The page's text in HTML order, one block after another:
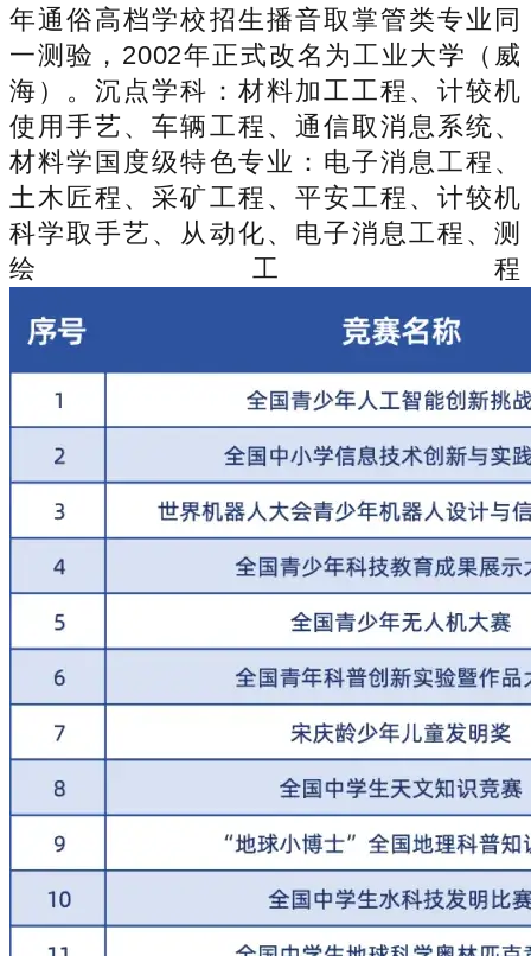
年通俗高档学校招生播音取掌管类专业同
一测验，2002年正式改名为工业大学（威
海）。沉点学科：材料加工工程、计较机
使用手艺、车辆工程、通信取消息系统、
材料学国度级特色专业：电子消息工程、
土木匠程、采矿工程、平安工程、计较机
科学取手艺、从动化、电子消息工程、测
绘工程